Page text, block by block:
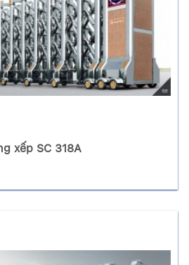
xếp SC 318A